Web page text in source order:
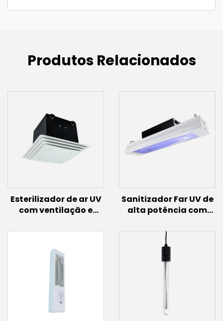
Produtos Relacionados
Esterilizador de ar UV
com ventilação e
(40W~60W)
Sanitizador Far UV de
alta potência com
(100W/150W)